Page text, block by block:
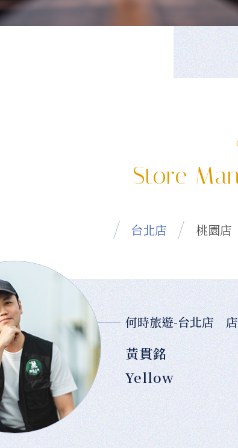
Store
台北店 桃園店
何時旅遊-台北店
黃貫銘
Yellow